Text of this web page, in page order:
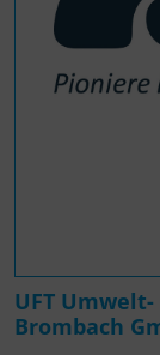
UFT
Brombach